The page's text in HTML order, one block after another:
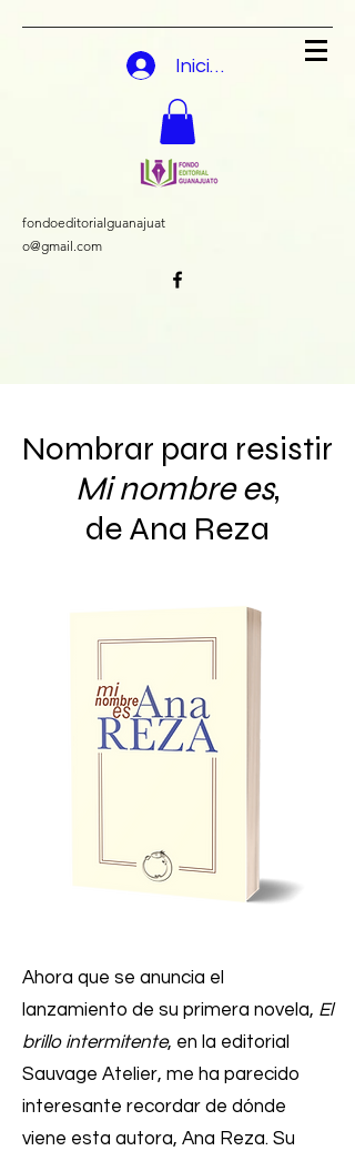
Iniciar sesión
fondoeditorialguanajuat
o@gmail.com
Nombrar para resistir
Mi nombre es,
de Ana Reza
Ahora que se anuncia el
lanzamiento de su primera novela, El
brillo intermitente, en la editorial
Sauvage Atelier, me ha parecido
interesante recordar de dónde
viene esta autora, Ana Reza. Su